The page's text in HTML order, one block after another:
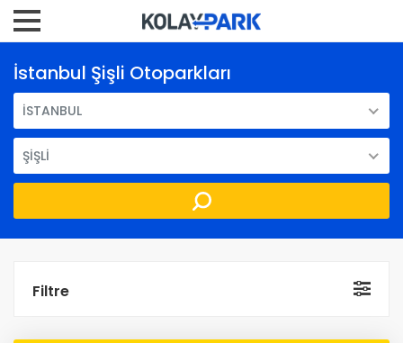
İstanbul Şişli Otoparkları
İSTANBUL
ŞİŞLİ
Filtre